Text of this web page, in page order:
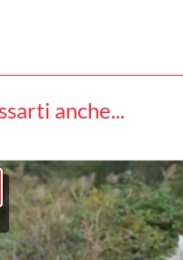
anche...